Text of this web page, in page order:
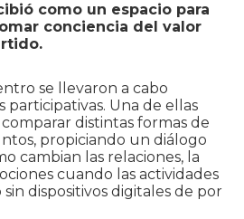
como un espacio para
conciencia del valor
se llevaron a cabo
participativas. Una de ellas
comparar distintas formas de
propiciando un diálogo
cambian las relaciones, la
cuando las actividades
dispositivos digitales de por